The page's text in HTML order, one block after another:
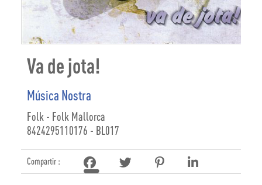
Va de jota!
Música Nostra
Folk - Folk Mallorca
8424295110176 - BL017
Compartir :